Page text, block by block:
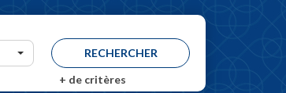
+ de critères